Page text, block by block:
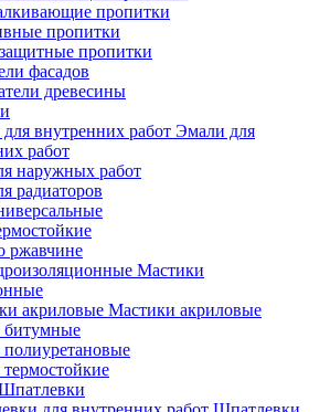
пропитки
пропитки
пропитки
фасадов
древесины
Эмали для
работ
наружных работ
радиаторов
ржавчине
Мастики
Мастики акриловые